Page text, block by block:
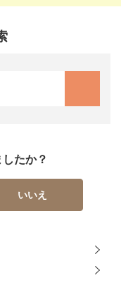
たか？
いいえ